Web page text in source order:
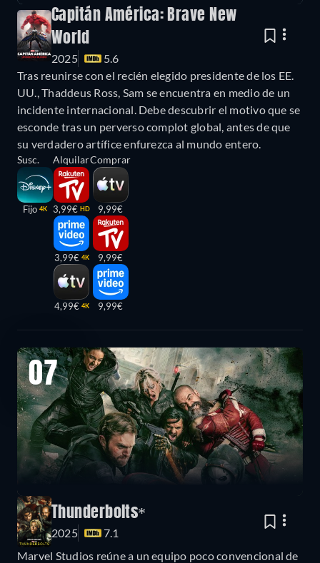
Capitán América: Brave New
World
2025
5.6
Tras reunirse con el recién elegido presidente de los EE.
UU., Thaddeus Ross, Sam se encuentra en medio de un
incidente internacional. Debe descubrir el motivo que se
esconde tras un perverso complot global, antes de que
su verdadero artífice enfurezca al mundo entero.
Susc.
Fijo 4K
Alquilar
3,99€ HD
3,99€ 4K
4,99€ 4K
Comprar
9,99€
9,99€
9,99€
07
Thunderbolts*
2025
7.1
Marvel Studios reúne a un equipo poco convencional de